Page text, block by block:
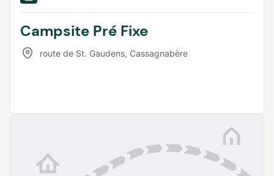
Campsite Pré Fixe
route de St. Gaudens, Cassagnabère